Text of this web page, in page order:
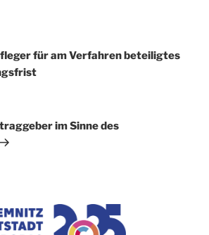
für am Verfahren beteiligtes
im Sinne des